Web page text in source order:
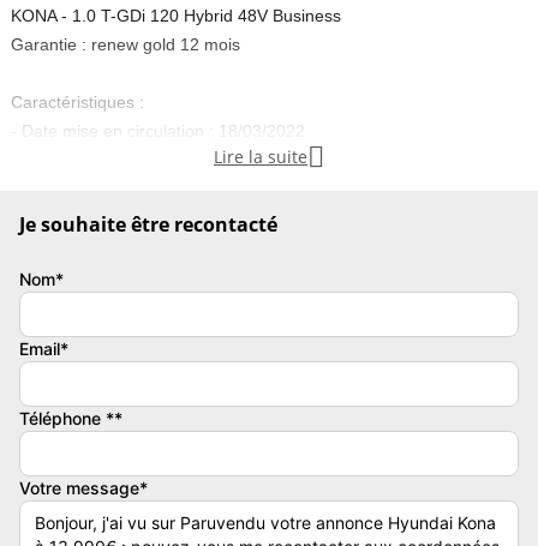
KONA - 1.0 T-GDi 120 Hybrid 48V Business
Garantie : renew gold 12 mois
Caractéristiques :
- Date mise en circulation : 18/03/2022
- Nbr portes : 5
- Type de boite : Manuelle
- Couleur extérieure : BLANC
- Couleur intérieure : DRAP
- Taux d'émission de CO2 : 136
- Longueur : 4205 cm
- Largeur : 1800 cm
- Hauteur : 1565 cm
Lire la suite 
Je souhaite être recontacté
Nom*
Email*
Téléphone **
Votre message*